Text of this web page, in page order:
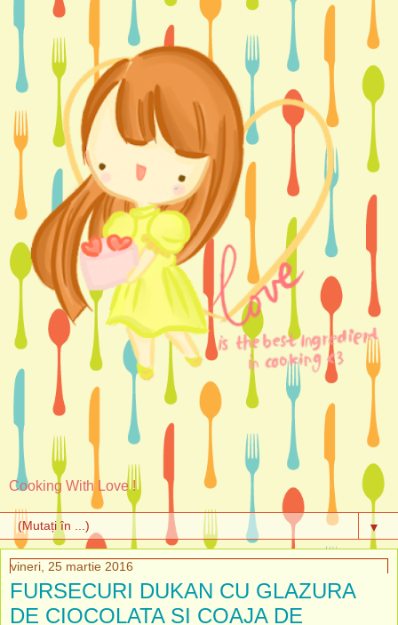
Cooking With Love !
▼
vineri, 25 martie 2016
FURSECURI DUKAN CU GLAZURA
DE CIOCOLATA SI COAJA DE